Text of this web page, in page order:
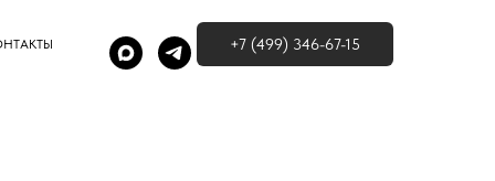
+7 (499) 346-67-15